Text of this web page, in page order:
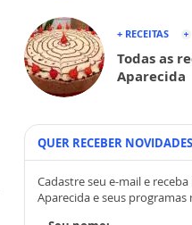
+ RECEITAS
Todas as
Aparecida
QUER RECEBER
Cadastre seu e-mail e
Aparecida e seus